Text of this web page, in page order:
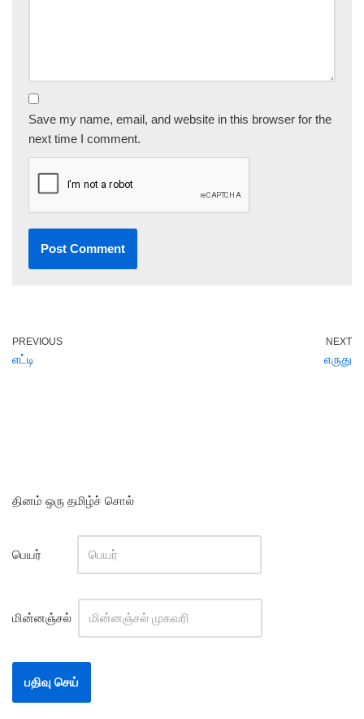
Save my name, email, and website in this browser for the
next time I comment.
PREVIOUS
எட்டி
NEXT
எருது
தினம் ஒரு தமிழ்ச் சொல்
பெயர்
மின்னஞ்சல்